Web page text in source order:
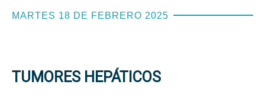
MARTES 18 DE FEBRERO 2025
TUMORES HEPÁTICOS